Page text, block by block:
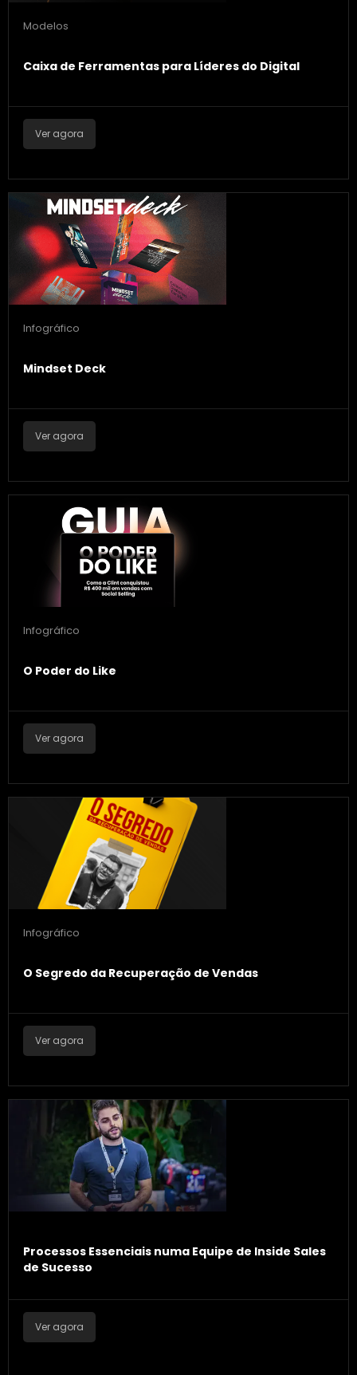
Modelos
Caixa de Ferramentas para Líderes do Digital
Ver agora
Infográfico
Mindset Deck
Ver agora
Infográfico
O Poder do Like
Ver agora
Infográfico
O Segredo da Recuperação de Vendas
Ver agora
Processos Essenciais numa Equipe de Inside Sales
de Sucesso
Ver agora